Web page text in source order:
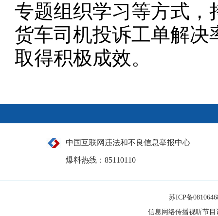
专题组织学习等方式，
货车司机投诉工单解决
取得积极成效。
中国互联网违法和不良信息举报中心
爆料热线：85110110
苏ICP备
信息网络传播视听节目